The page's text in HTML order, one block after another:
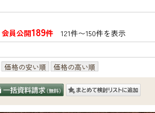
会員公開189件 121件〜150件を表示
価格の安い順 価格の高い順